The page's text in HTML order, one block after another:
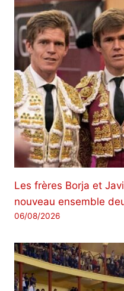
Les frères Borja et
nouveau ensemble
06/08/2026